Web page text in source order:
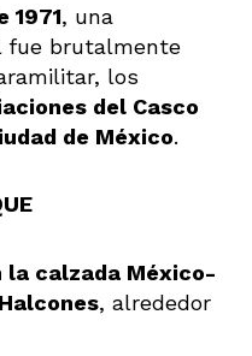
1971, una
fue brutalmente
los
del Casco
de México.
la calzada México-
, alrededor